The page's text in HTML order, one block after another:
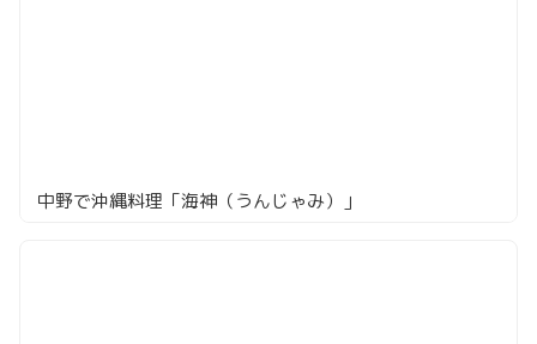
中野で沖縄料理「海神（うんじゃみ）」